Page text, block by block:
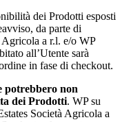
dei Prodotti esposti
da parte di
a r.l. e/o WP
all’Utente sarà
in fase di checkout.
potrebbero non
dei Prodotti. WP su
Società Agricola a